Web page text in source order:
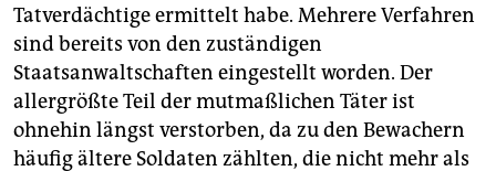
Tatverdächtige ermittelt habe. Mehrere Verfahren
sind bereits von den zuständigen
Staatsanwaltschaften eingestellt worden. Der
allergrößte Teil der mutmaßlichen Täter ist
ohnehin längst verstorben, da zu den Bewachern
häufig ältere Soldaten zählten, die nicht mehr als